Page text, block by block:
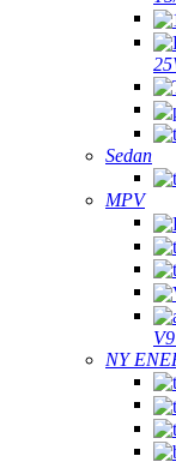
Sedan
MPV
NY